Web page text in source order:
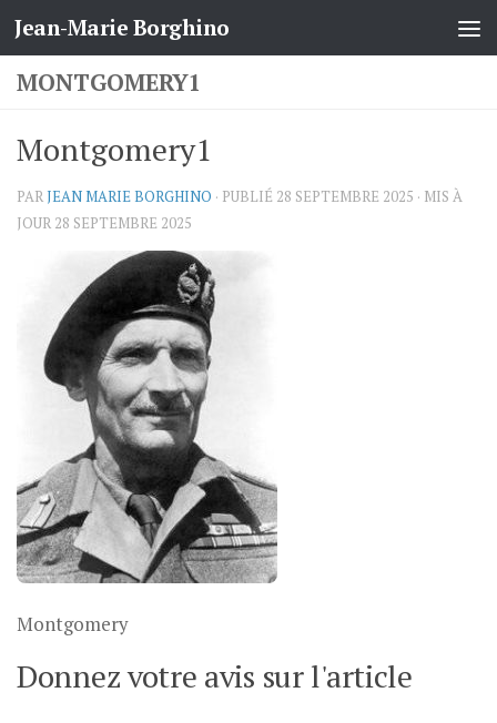
Skip to content
Jean-Marie Borghino
MONTGOMERY1
Montgomery1
PARJEAN MARIE BORGHINO · PUBLIÉ 28 SEPTEMBRE 2025 · MIS À
JOUR 28 SEPTEMBRE 2025
Montgomery
Donnez votre avis sur l'article